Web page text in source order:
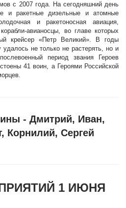
с 2007 года. На сегодняшний день
и ракетные дизельные и атомные
и ракетоносная авиация,
авианосцы, во главе которых
крейсер «Петр Великий». В годы
не только не растерять, но и
период звания Героев
41 воин, а Героями Российской
- Дмитрий, Иван,
Корнилий, Сергей
1 ИЮНЯ